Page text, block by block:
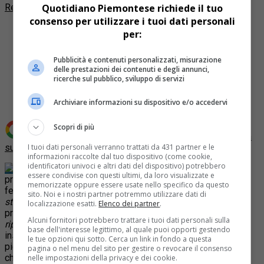
Redazione Quotidiano Piemontese
Share
Tweet
Aggiungi Quotidiano Piemontese come
Fonte preferita
su Google
Ci sarà anche il
presidente di Confindustria Giorgio Squinzi giovedì 13
febbraio all’Unione Industriale di Torinoper lariunione
straordinaria sulla situazione economica
presidente dell’Unione dal titolo
ripresa. Giorgio Squinzi sarà presente alla manifestazione,
insieme ai presidenti di tutte le associazioni confindustriali
piemontesi, per: ”ribadire alla classe politica ed al Governo
che la situazione dell’economia e dell’industria sono molto
Quotidiano Piemontese richiede il tuo
consenso per utilizzare i tuoi dati personali
per:
Pubblicità e contenuti personalizzati, misurazione
delle prestazioni dei contenuti e degli annunci,
ricerche sul pubblico, sviluppo di servizi
Archiviare informazioni su dispositivo e/o accedervi
Scopri di più
I tuoi dati personali verranno trattati da 431 partner e le
informazioni raccolte dal tuo dispositivo (come cookie,
identificatori univoci e altri dati del dispositivo) potrebbero
essere condivise con questi ultimi, da loro visualizzate e
memorizzate oppure essere usate nello specifico da questo
sito. Noi e i nostri partner potremmo utilizzare dati di
localizzazione esatti. Elenco dei partner.
Alcuni fornitori potrebbero trattare i tuoi dati personali sulla
base dell'interesse legittimo, al quale puoi opporti gestendo
le tue opzioni qui sotto. Cerca un link in fondo a questa
pagina o nel menu del sito per gestire o revocare il consenso
nelle impostazioni della privacy e dei cookie.